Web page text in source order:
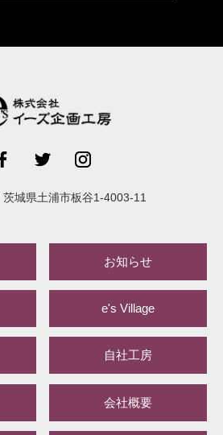
茨城県土浦市板谷1-4003-11
お知らせ
e's Village
自社工房
会社概要